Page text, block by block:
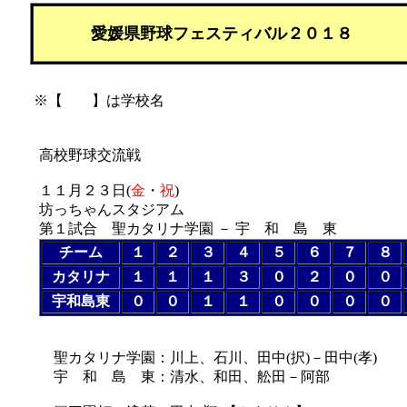
高校野球交流戦
１１月２３日(金 ・ 祝)
坊っちゃんスタジアム
第１試合 聖カタリナ学園 － 宇 和 島 東
チーム
１ ２ ３ ４ ５ ６ ７ ８
カタリナ
１ １ １ ３ ０ ２ ０ ０
宇和島東
０ ０ １ １ ０ ０ ０ ０
聖カタリナ学園：川上、石川、田中(択)－田中(孝)
宇 和 島 東：清水、和田、舩田－阿部
愛媛県野球フェスティバル２０１８
※【 】は学校名